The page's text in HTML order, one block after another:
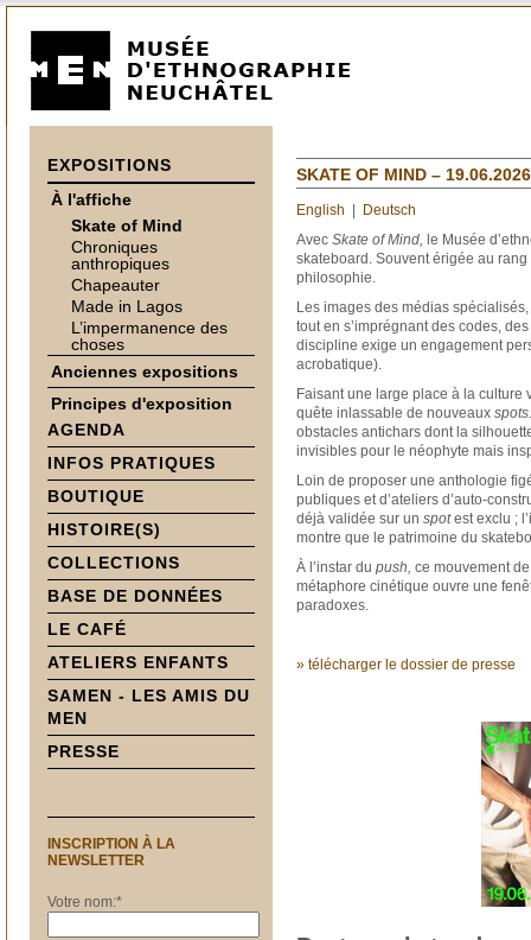
EXPOSITIONS
À l'affiche
Skate of Mind
Chroniques
anthropiques
Chapeauter
Made in Lagos
L’impermanence des
choses
Anciennes expositions
Principes d'exposition
AGENDA
INFOS PRATIQUES
BOUTIQUE
HISTOIRE(S)
COLLECTIONS
BASE DE DONNÉES
LE CAFÉ
ATELIERS ENFANTS
SAMEN - LES AMIS DU
MEN
PRESSE
INSCRIPTION À LA
NEWSLETTER
Votre nom:*
SKATE OF MIND –
English
Deutsch
Avec Skate of Mind, le Musée
skateboard. Souvent érigée au
philosophie.
Les images des médias
tout en s’imprégnant des codes,
discipline exige un engagement
acrobatique).
Faisant une large place à la
quête inlassable de nouveaux spots.
obstacles antichars dont la
invisibles pour le néophyte mais
Loin de proposer une anthologie
publiques et d’ateliers d’auto-
déjà validée sur un spotest exclu ;
montre que le patrimoine du
À l’instar du push, ce mouvement
métaphore cinétique ouvre une
paradoxes.
» télécharger le dossier de presse